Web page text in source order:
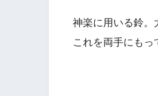
神楽に用いる鈴。
これを両手にも